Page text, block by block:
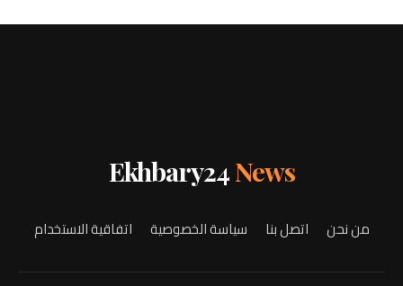
Ekhbary24News
من نحن اتصل بنا سياسة الخصوصية اتفاقية الاستخدام